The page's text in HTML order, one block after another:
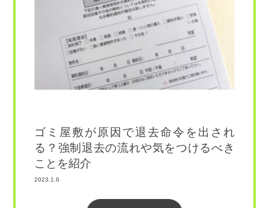
ゴミ屋敷が原因で退去命令を出され
る？強制退去の流れや気をつけるべき
ことを紹介
2023.1.6